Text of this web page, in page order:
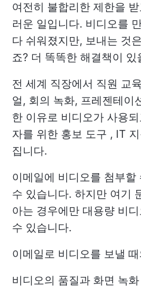
여전히 불합리한 제한을
러운 일입니다. 비디오를
다 쉬워졌지만, 보내는 것
죠? 더 똑똑한 해결책이 있
전 세계 직장에서 직원 교
얼, 회의 녹화, 프레젠테이
한 이유로 비디오가 사용
자를 위한 홍보 도구 , IT
집니다.
이메일에 비디오를 첨부할
수 있습니다. 하지만 여기
아는 경우에만 대용량 비
수 있습니다.
이메일로 비디오를 보낼
비디오의 품질과 화면 녹화